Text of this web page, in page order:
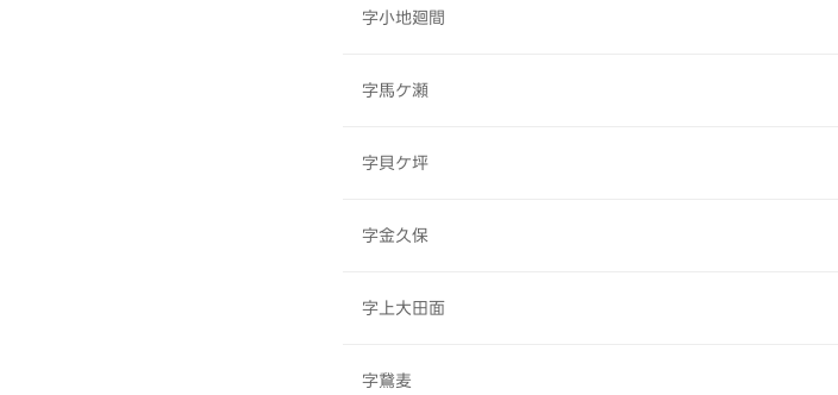
字小地廻間
字馬ケ瀬
字貝ケ坪
字金久保
字上大田面
字鵞麦